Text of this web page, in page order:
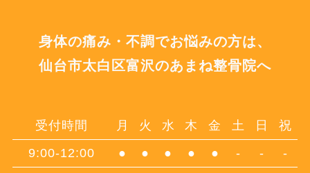
身体の痛み・不調でお悩みの方は、
仙台市太白区富沢のあまね整骨院へ
受付時間 月 火 水 木 金 土 日
祝
9:00-12:00
● ● ● ● ● - -
-